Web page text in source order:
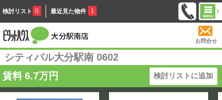
検討リスト 0 最近見た物件 1
お問合せ
シティパル大分駅南 0602
賃料 6.7万円 検討リストに追加